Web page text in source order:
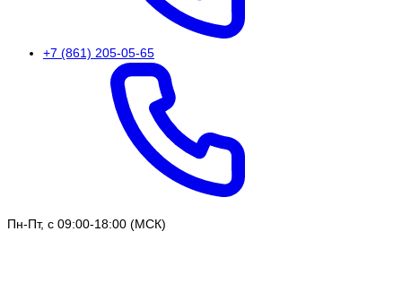
+7 (861) 205-05-65
Пн-Пт, с 09:00-18:00 (МСК)